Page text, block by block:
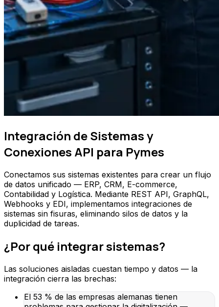
Integración de Sistemas y
Conexiones API para Pymes
Conectamos sus sistemas existentes para crear un flujo
de datos unificado — ERP, CRM, E-commerce,
Contabilidad y Logística. Mediante REST API, GraphQL,
Webhooks y EDI, implementamos integraciones de
sistemas sin fisuras, eliminando silos de datos y la
duplicidad de tareas.
¿Por qué integrar sistemas?
Las soluciones aisladas cuestan tiempo y datos — la
integración cierra las brechas:
El 53 % de las empresas alemanas tienen